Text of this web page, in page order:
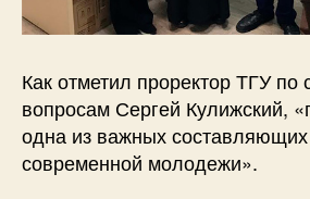
Как отметил проректор ТГУ
вопросам Сергей Кулижский,
одна из важных составляющих
современной молодежи».